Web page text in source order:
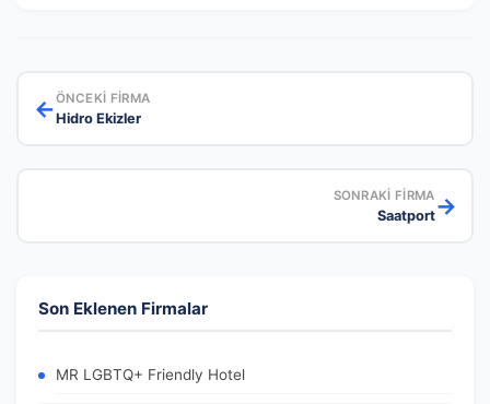
←ÖNCEKI FIRMA
Hidro Ekizler
SONRAKI FIRMA
Saatport→
Son Eklenen Firmalar
MR LGBTQ+ Friendly Hotel